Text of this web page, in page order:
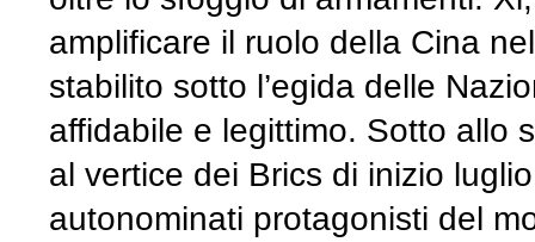
amplificare il ruolo della Cina
stabilito sotto l’egida delle
affidabile e legittimo. Sotto allo
al vertice dei Brics di inizio
autonominati protagonisti del